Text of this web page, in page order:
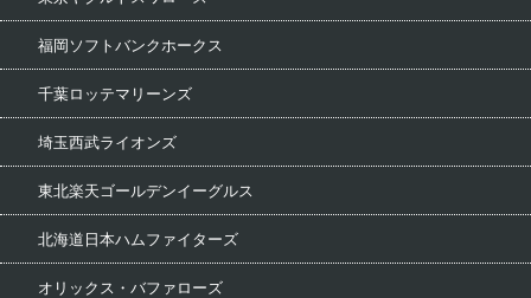
福岡ソフトバンクホークス
千葉ロッテマリーンズ
埼玉西武ライオンズ
東北楽天ゴールデンイーグルス
北海道日本ハムファイターズ
オリックス・バファローズ